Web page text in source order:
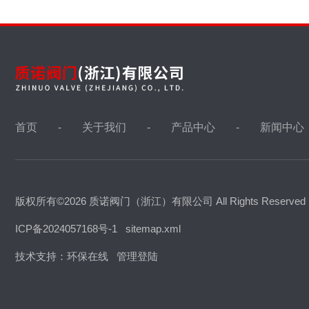
首页 关于我们 产品中心 新闻中心
版权所有©2026 质诺阀门（浙江）有限公司 All Rights Reserved
ICP备2024057168号-1 sitemap.xml
技术支持： 环保在线 管理登陆